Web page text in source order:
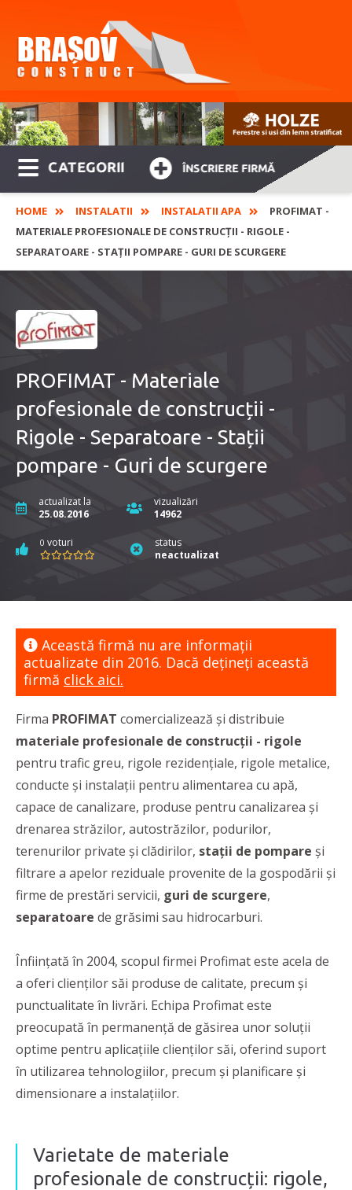
CATEGORII ÎNSCRIERE FIRMĂ
HOME INSTALATII INSTALATII APA
PROFIMAT -
MATERIALE PROFESIONALE DE CONSTRUCȚII - RIGOLE -
SEPARATOARE - STAȚII POMPARE - GURI DE SCURGERE
PROFIMAT - Materiale
profesionale de construcții -
Rigole - Separatoare - Stații
pompare - Guri de scurgere
actualizat la
25.08.2016
vizualizări
14962
0 voturi
status
neactualizat
Această firmă nu are informaţii
actualizate din 2016. Dacă dețineți această
firmă click aici.
Firma PROFIMAT comercializează și distribuie
materiale profesionale de construcții - rigole
pentru trafic greu, rigole rezidențiale, rigole metalice,
conducte şi instalații pentru alimentarea cu apă,
capace de canalizare, produse pentru canalizarea și
drenarea străzilor, autostrăzilor, podurilor,
terenurilor private și clădirilor, stații de pompare și
filtrare a apelor reziduale provenite de la gospodării și
firme de prestări servicii, guri de scurgere,
separatoare de grăsimi sau hidrocarburi.
Înființată în 2004, scopul firmei Profimat este acela de
a oferi clienților săi produse de calitate, precum și
punctualitate în livrări. Echipa Profimat este
preocupată în permanență de găsirea unor soluții
optime pentru aplicațiile clienților săi, oferind suport
în utilizarea tehnologiilor, precum și planificare și
dimensionare a instalațiilor.
Varietate de materiale
profesionale de construcții: rigole,